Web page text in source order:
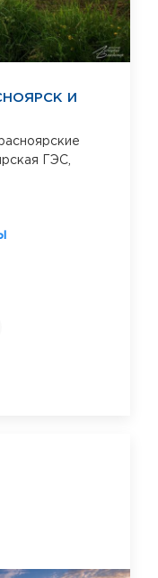
И
ГЭС,